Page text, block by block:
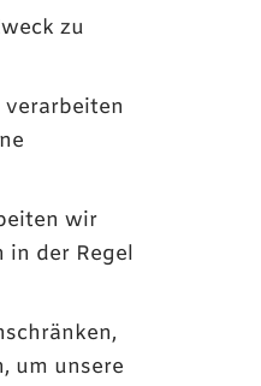
zu
wir
in der Regel
um unsere